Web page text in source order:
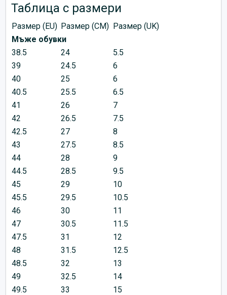
Таблица с размери
Размер (EU) Размер (CM) Размер (UK)
Мъже обувки
38.5
24
5.5
39
24.5
6
40
25
6
40.5
25.5
6.5
41
26
7
42
26.5
7.5
42.5
27
8
43
27.5
8.5
44
28
9
44.5
28.5
9.5
45
29
10
45.5
29.5
10.5
46
30
11
47
30.5
11.5
47.5
31
12
48
31.5
12.5
48.5
32
13
49
32.5
14
49.5
33
15